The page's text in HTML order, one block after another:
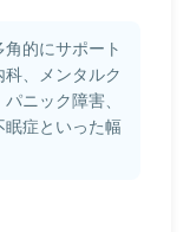
的にサポート
、メンタルク
ニック障害、
眠症といった幅